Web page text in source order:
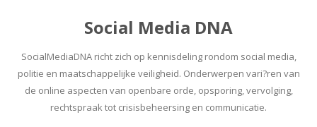
Social Media DNA
SocialMediaDNA richt zich op kennisdeling rondom social media,
politie en maatschappelijke veiligheid. Onderwerpen vari?ren van
de online aspecten van openbare orde, opsporing, vervolging,
rechtspraak tot crisisbeheersing en communicatie.